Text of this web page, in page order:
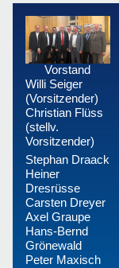
Vorstand
Willi Seiger
(Vorsitzender)
Christian Flüss
(stellv.
Vorsitzender)
Stephan Draack
Heiner
Dresrüsse
Carsten Dreyer
Axel Graupe
Hans-Bernd
Grönewald
Peter Maxisch